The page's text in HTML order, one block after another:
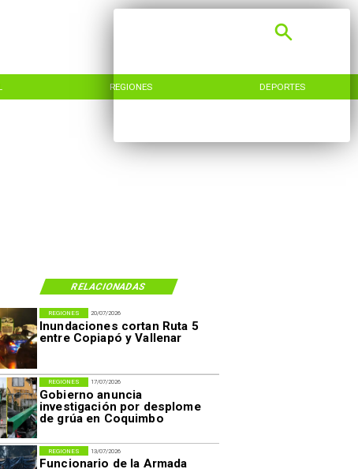
REGIONES DEPORTES
RELACIONADAS
20/07/2026
Inundaciones cortan Ruta 5
entre Copiapó y Vallenar
REGIONES
17/07/2026
Gobierno anuncia
investigación por desplome
de grúa en Coquimbo
REGIONES
13/07/2026
Funcionario de la Armada
REGIONES